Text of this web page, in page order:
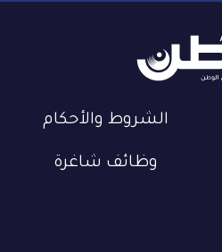
الشروط والأحكام
وظائف شاغرة